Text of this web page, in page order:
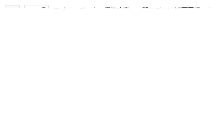
アイオーデータの価格改定、一部モデルは25万円超の大